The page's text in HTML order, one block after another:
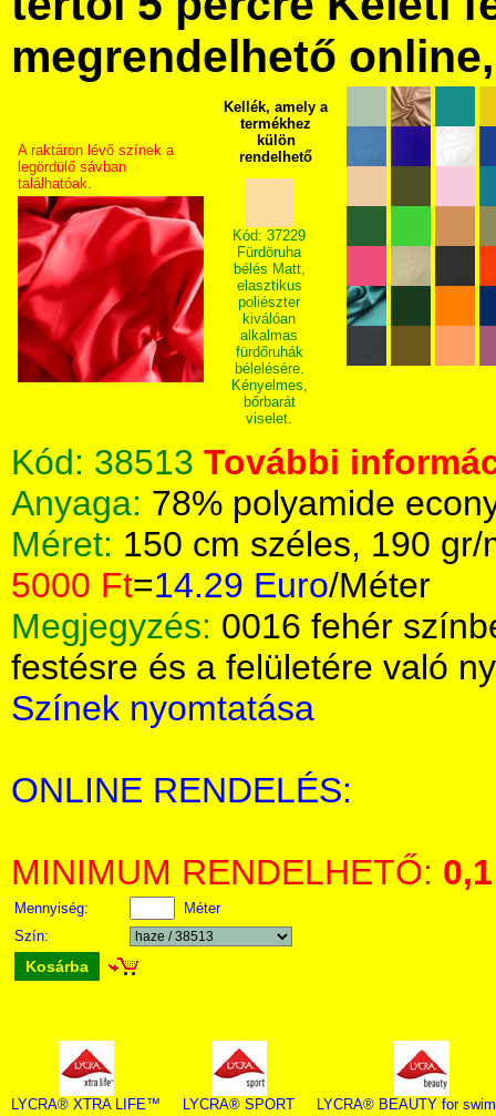
megrendelhető
A raktáron lévő színek a
legördülő sávban
találhatóak.
Kellék, amely a
termékhez
külön
rendelhető
Kód: 37229
Fürdöruha
bélés Matt,
elasztikus
poliészter
kiválóan
alkalmas
fürdőruhák
bélelésére.
Kényelmes,
bőrbarát
viselet.
Kód: 38513 További
Anyaga: 78% polyamide
Méret: 150 cm széles, 190 gr/
5000 Ft=14.29 Euro/Méter
Megjegyzés: 0016 fehér
festésre és a felületére való
Színek nyomtatása
ONLINE RENDELÉS:
MINIMUM RENDELHETŐ: 0,1
Mennyiség:
Méter
Szín:
Kosárba
LYCRA® XTRA LIFE™ LYCRA® SPORT LYCRA® BEAUTY for